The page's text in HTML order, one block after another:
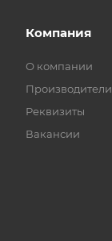
Компания
О компании
Производители
Реквизиты
Вакансии